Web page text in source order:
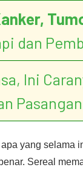
dan
Ini
yang selama
Sereal